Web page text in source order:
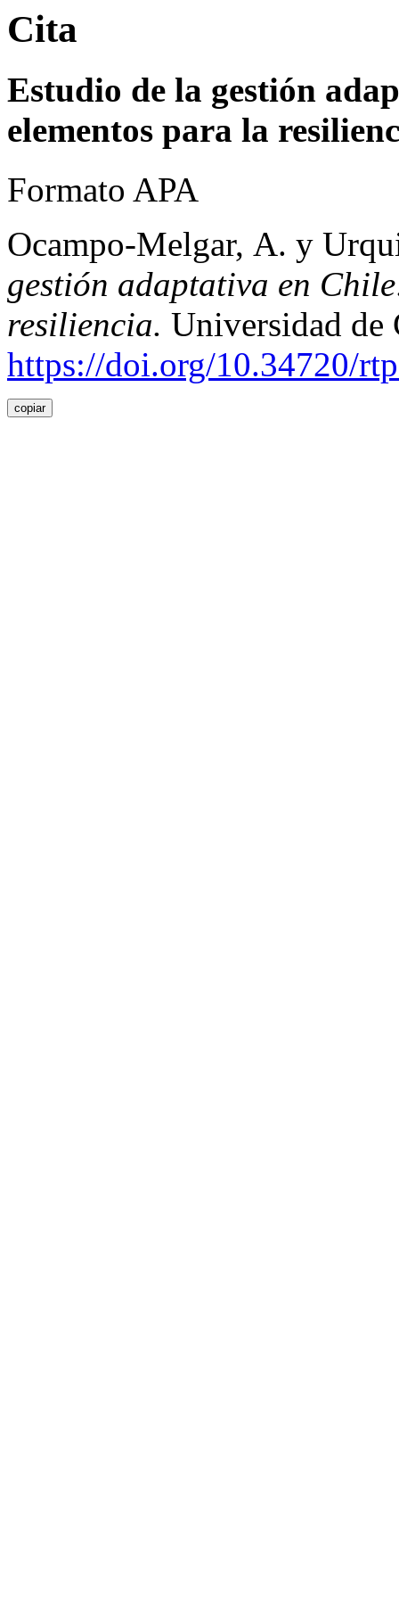
Cita
Estudio de la gestión
elementos para la
Formato APA
Ocampo-Melgar, A. y
gestión adaptativa en
resiliencia. Universidad de
https://doi.org/10.34720/
copiar